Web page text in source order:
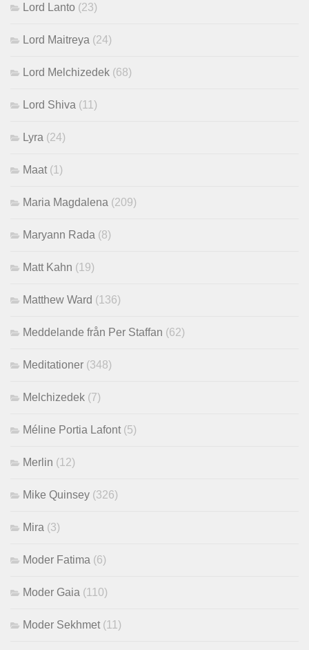
Lord Lanto (23)
Lord Maitreya (24)
Lord Melchizedek (68)
Lord Shiva (11)
Lyra (24)
Maat (1)
Maria Magdalena (209)
Maryann Rada (8)
Matt Kahn (19)
Matthew Ward (136)
Meddelande från Per Staffan (62)
Meditationer (348)
Melchizedek (7)
Méline Portia Lafont (5)
Merlin (12)
Mike Quinsey (326)
Mira (3)
Moder Fatima (6)
Moder Gaia (110)
Moder Sekhmet (11)